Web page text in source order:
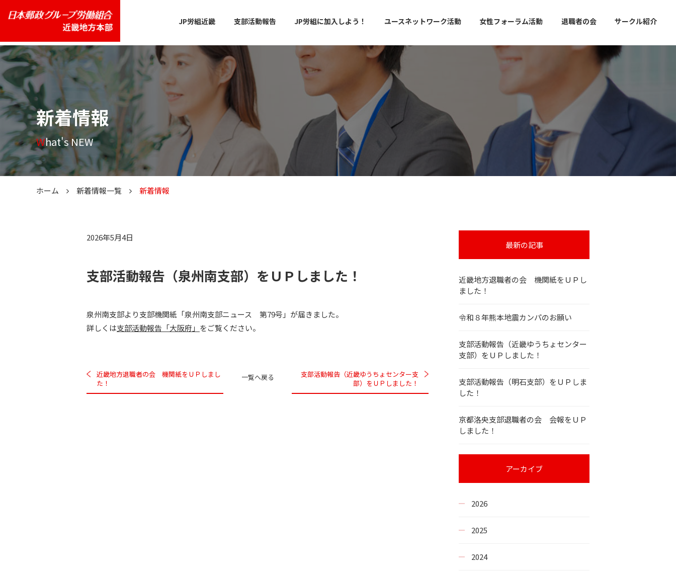
JP労組近畿 支部活動報告 JP労組に加入しよう！ ユースネットワーク活動 女性フォーラム活動 退職者の会 サークル紹介
新着情報
What's NEW
ホーム 新着情報一覧 新着情報
2026年5月4日
支部活動報告（泉州南支部）をＵＰしました！
泉州南支部より支部機関紙「泉州南支部ニュース 第79号」が届きました。
詳しくは支部活動報告「大阪府」 をご覧ください。
近畿地方退職者の会 機関紙をＵＰしまし
た！
一覧へ戻る
支部活動報告（近畿ゆうちょセンター支
部）をＵＰしました！
最新の記事
近畿地方退職者の会 機関紙をＵＰし
ました！
令和８年熊本地震カンパのお願い
支部活動報告（近畿ゆうちょセンター
支部）をＵＰしました！
支部活動報告（明石支部）をＵＰしま
した！
京都洛央支部退職者の会 会報をＵＰ
しました！
アーカイブ
2026
2025
2024